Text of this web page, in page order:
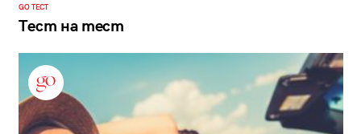
GO ТЕСТ
Тест на тест